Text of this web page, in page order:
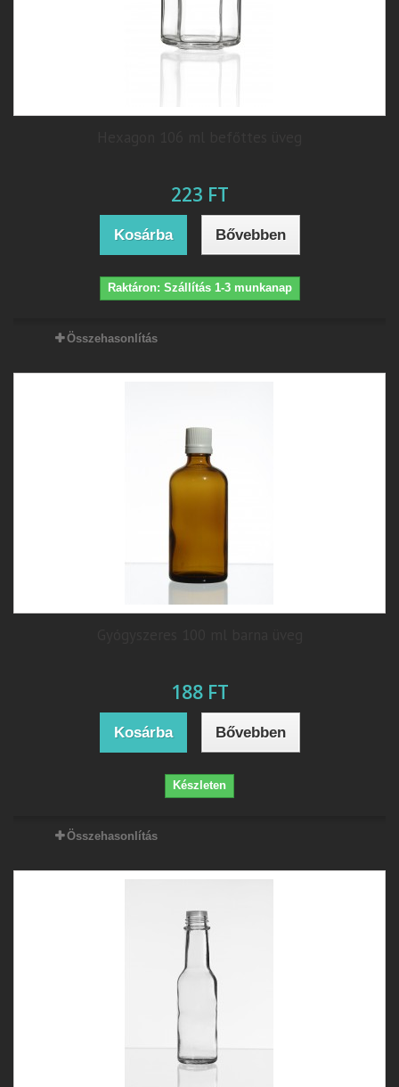
223 FT
Kosárba Bővebben
Raktáron: Szállítás 1-3 munkanap
Összehasonlítás
188 FT
Kosárba Bővebben
Készleten
Összehasonlítás